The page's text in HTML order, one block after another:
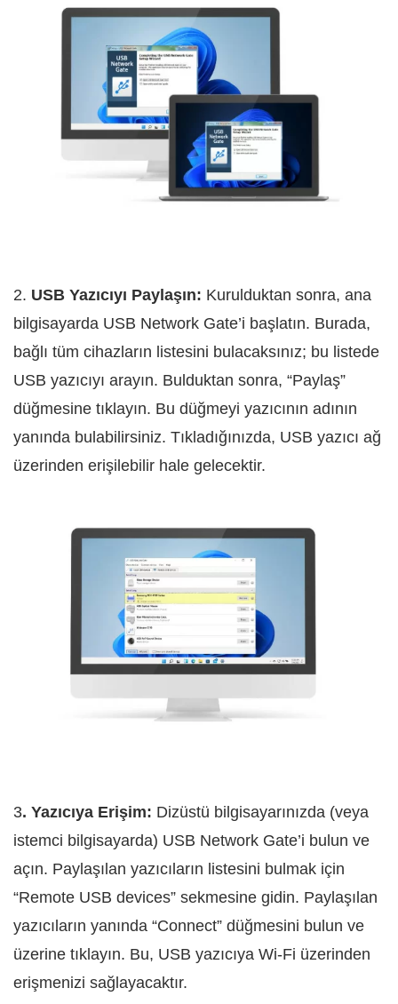
2. USB Yazıcıyı Paylaşın: Kurulduktan sonra, ana
bilgisayarda USB Network Gate’i başlatın. Burada,
bağlı tüm cihazların listesini bulacaksınız; bu listede
USB yazıcıyı arayın. Bulduktan sonra, “Paylaş”
düğmesine tıklayın. Bu düğmeyi yazıcının adının
yanında bulabilirsiniz. Tıkladığınızda, USB yazıcı ağ
üzerinden erişilebilir hale gelecektir.
3. Yazıcıya Erişim: Dizüstü bilgisayarınızda (veya
istemci bilgisayarda) USB Network Gate’i bulun ve
açın. Paylaşılan yazıcıların listesini bulmak için
“Remote USB devices” sekmesine gidin. Paylaşılan
yazıcıların yanında “Connect” düğmesini bulun ve
üzerine tıklayın. Bu, USB yazıcıya Wi-Fi üzerinden
erişmenizi sağlayacaktır.